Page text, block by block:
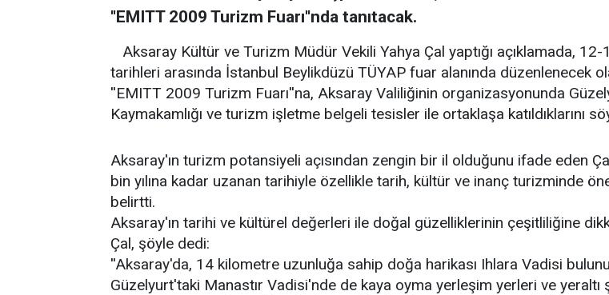
''EMITT 2009 Turizm Fuarı''nda tanıtacak.
Aksaray Kültür ve Turizm Müdür Vekili Yahya Çal yaptığı açıklamada,
tarihleri arasında İstanbul Beylikdüzü TÜYAP fuar alanında düzenlenecek
''EMITT 2009 Turizm Fuarı''na, Aksaray Valiliğinin organizasyonunda
Kaymakamlığı ve turizm işletme belgeli tesisler ile ortaklaşa katıldıklarını
Aksaray'ın turizm potansiyeli açısından zengin bir il olduğunu ifade eden
bin yılına kadar uzanan tarihiyle özellikle tarih, kültür ve inanç turizminde öne
belirtti.
Aksaray'ın tarihi ve kültürel değerleri ile doğal güzelliklerinin çeşitliliğine
Çal, şöyle dedi:
''Aksaray'da, 14 kilometre uzunluğa sahip doğa harikası Ihlara Vadisi
Güzelyurt'taki Manastır Vadisi'nde de kaya oyma yerleşim yerleri ve yeraltı